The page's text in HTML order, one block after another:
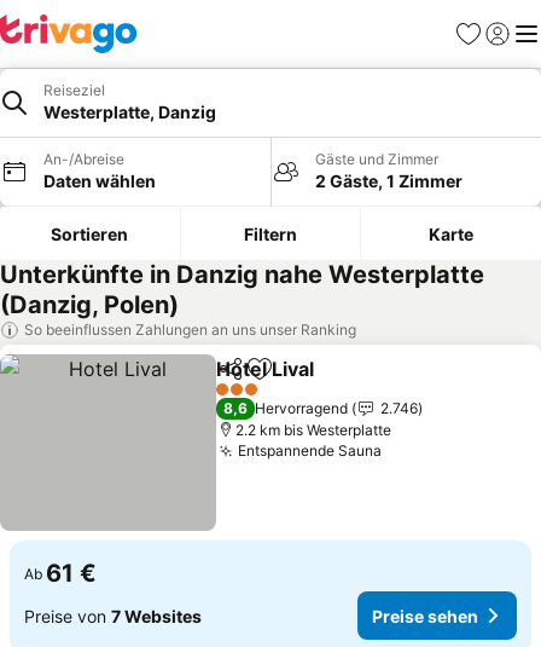
Favoriten
Reiseziel
Westerplatte, Danzig
An-/Abreise
Daten wählen
Gäste und Zimmer
2 Gäste, 1 Zimmer
Sortieren Filtern Karte
Unterkünfte in Danzig nahe Westerplatte
(Danzig, Polen)
So beeinflussen Zahlungen an uns unser Ranking
TeilenZu Favoriten hinzufügen
Hotel Lival
3 Sterne
8,6 Hervorragend
2.746
2.2 km bis Westerplatte
Entspannende Sauna
Ab 61 €
Preise von 7 Websites Preise sehen